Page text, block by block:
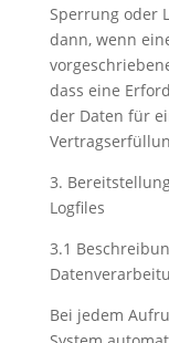
Sperrung oder
dann, wenn
dass eine
der Daten für
3.
Logfiles
3.1
Bei jedem